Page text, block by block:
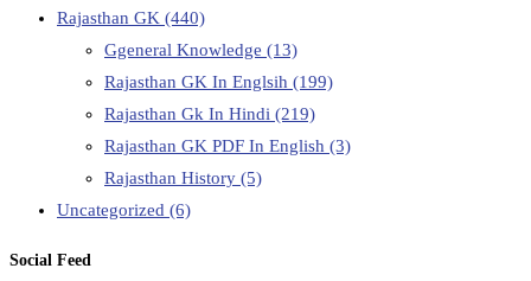
Rajasthan GK (440)
Ggeneral Knowledge (13)
Rajasthan GK In Englsih (199)
Rajasthan Gk In Hindi (219)
Rajasthan GK PDF In English (3)
Rajasthan History (5)
Uncategorized (6)
Social Feed